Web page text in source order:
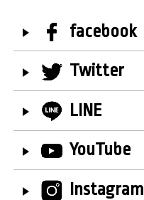
facebook
Twitter
LINE
YouTube
Instagram